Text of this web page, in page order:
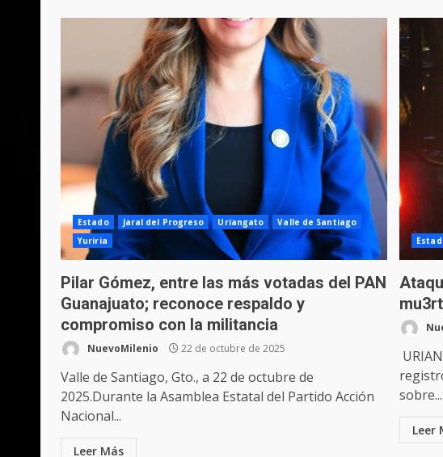
Estado Jaral del Progreso Uriangato
Valle de Santiago
Yuriria
Pilar Gómez, entre las más votadas del PAN
Guanajuato; reconoce respaldo y
compromiso con la militancia
NuevoMilenio 22 de octubre de 2025
Valle de Santiago, Gto., a 22 de octubre de
2025.Durante la Asamblea Estatal del Partido Acción
Nacional...
Leer Más
sobre...
Leer